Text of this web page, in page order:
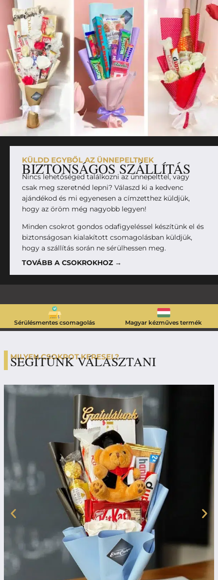
KÜLDD EGYBŐL AZ ÜNNEPELTNEK
BIZTONSÁGOS SZÁLLÍTÁS
Nincs lehetőséged találkozni az ünnepelttel, vagy
csak meg szeretnéd lepni? Válaszd ki a kedvenc
ajándékod és mi egyenesen a címzetthez küldjük,
hogy az öröm még nagyobb legyen!
Minden csokrot gondos odafigyeléssel készítünk el és
biztonságosan kialakított csomagolásban küldjük,
hogy a szállítás során ne sérülhessen meg.
TOVÁBB A CSOKROKHOZ →
Sérülésmentes csomagolás Magyar kézműves termék
MILYEN CSOKROT KERESEL?
SEGÍTÜNK VÁLASZTANI